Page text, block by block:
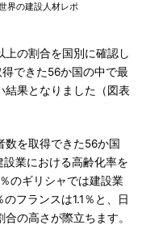
界の建設人材レポ
の割合を国別に確認し
できた56か国の中で最
結果となりました（図表
数を取得できた56か国
業における高齢化率を
のギリシャでは建設業
フランスは1.1％と、日
の高さが際立ちます。